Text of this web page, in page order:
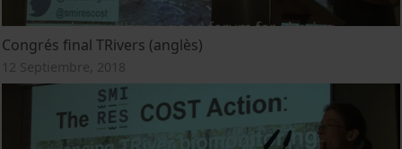
Congrés final TRivers (anglès)
12 Septiembre, 2018